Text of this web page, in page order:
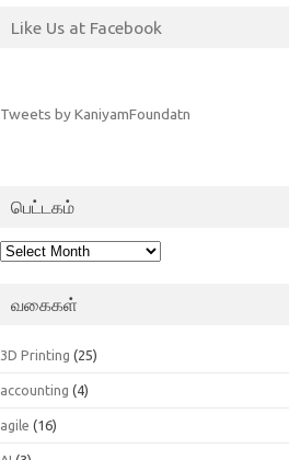
Like Us at Facebook
Tweets by KaniyamFoundatn
பெட்டகம்
பெட்டகம்
வகைகள்
3D Printing (25)
accounting (4)
agile (16)